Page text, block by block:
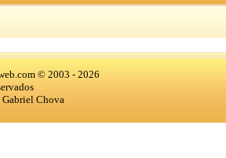
© 2003 - 2026
Chova